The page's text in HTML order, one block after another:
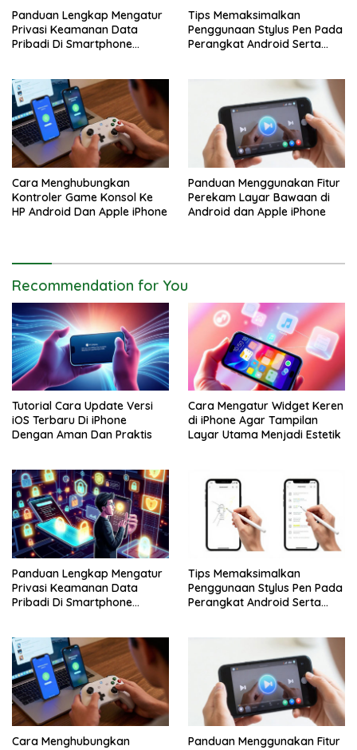
Panduan Lengkap Mengatur
Privasi Keamanan Data
Pribadi Di Smartphone
Tips Memaksimalkan
Penggunaan Stylus Pen Pada
Perangkat Android Serta
Cara Menghubungkan
Kontroler Game Konsol Ke
HP Android Dan Apple iPhone
Panduan Menggunakan Fitur
Perekam Layar Bawaan di
Android dan Apple iPhone
Recommendation for You
Tutorial Cara Update Versi
iOS Terbaru Di iPhone
Dengan Aman Dan Praktis
Cara Mengatur Widget Keren
di iPhone Agar Tampilan
Layar Utama Menjadi Estetik
Panduan Lengkap Mengatur
Privasi Keamanan Data
Pribadi Di Smartphone
Tips Memaksimalkan
Penggunaan Stylus Pen Pada
Perangkat Android Serta
Cara Menghubungkan
Panduan Menggunakan Fitur